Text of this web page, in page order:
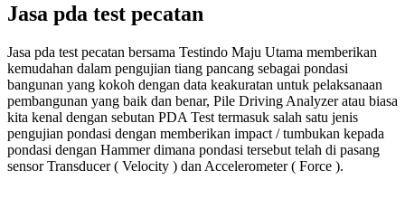
Jasa pda test pecatan
Jasa pda test pecatan bersama Testindo Maju Utama memberikan
kemudahan dalam pengujian tiang pancang sebagai pondasi
bangunan yang kokoh dengan data keakuratan untuk pelaksanaan
pembangunan yang baik dan benar, Pile Driving Analyzer atau biasa
kita kenal dengan sebutan PDA Test termasuk salah satu jenis
pengujian pondasi dengan memberikan impact / tumbukan kepada
pondasi dengan Hammer dimana pondasi tersebut telah di pasang
sensor Transducer ( Velocity ) dan Accelerometer ( Force ).